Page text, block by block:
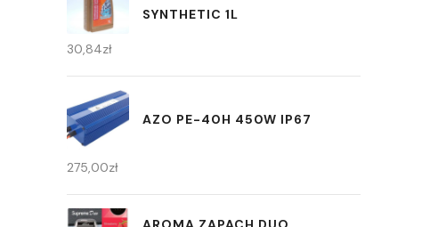
SYNTHETIC 1L
30,84zł
AZO PE-40H 450W IP67
275,00zł